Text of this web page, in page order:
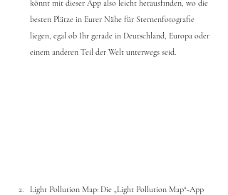
könnt mit dieser App also leicht herausfinden, wo die
besten Plätze in Eurer Nähe für Sternenfotografie
liegen, egal ob Ihr gerade in Deutschland, Europa oder
einem anderen Teil der Welt unterwegs seid.
Light Pollution Map: Die „Light Pollution Map“-App